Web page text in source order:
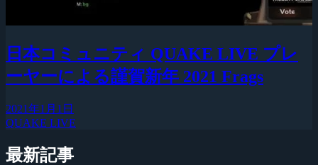
日本コミュニティ QUAKE LIVE プレ
ーヤーによる謹賀新年 2021 Frags
2021年1月1日
QUAKE LIVE
最新記事